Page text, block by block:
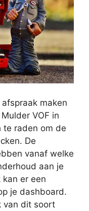
maken
VOF in
te raden om de
De
vanaf welke
aan je
er een
je dashboard.
van dit soort